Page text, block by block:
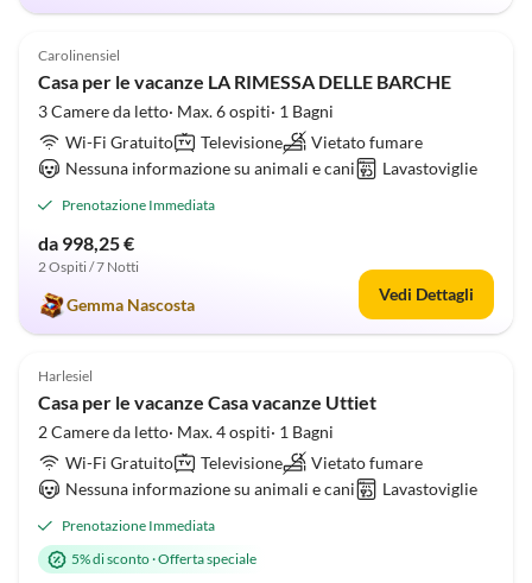
5.0 (1)
Carolinensiel
Casa per le vacanze LA RIMESSA DELLE BARCHE
3 Camere da letto· Max. 6 ospiti· 1 Bagni
Wi-Fi Gratuito
Televisione
Vietato fumare
Nessuna informazione su animali e cani
Lavastoviglie
Prenotazione Immediata
da 998,25 €
2 Ospiti / 7 Notti
Gemma Nascosta
Vedi Dettagli
4.8 (1)
Harlesiel
Casa per le vacanze Casa vacanze Uttiet
2 Camere da letto· Max. 4 ospiti· 1 Bagni
Wi-Fi Gratuito
Televisione
Vietato fumare
Nessuna informazione su animali e cani
Lavastoviglie
Prenotazione Immediata
5% di sconto·Offerta speciale